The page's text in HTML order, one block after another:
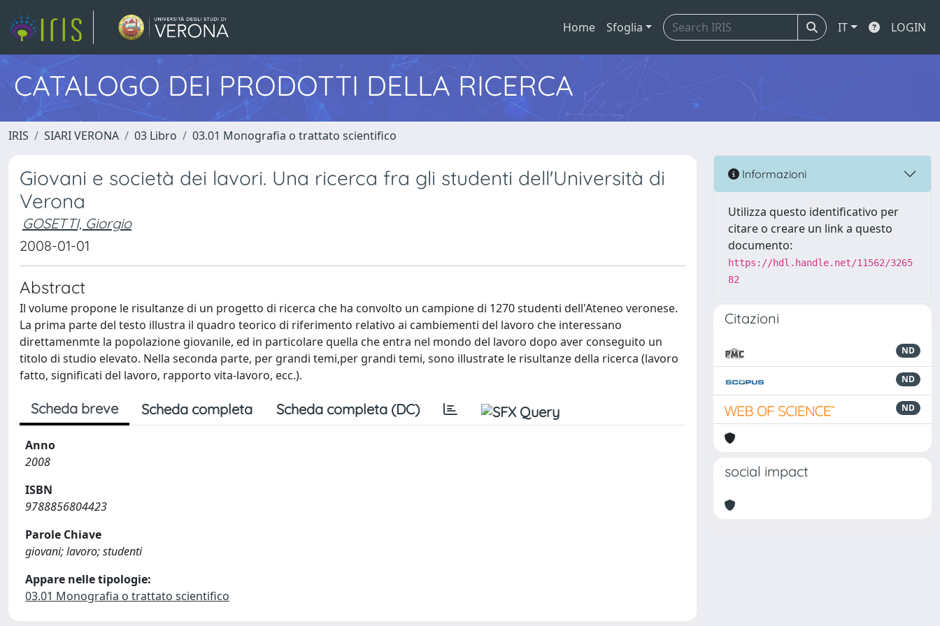
Home Sfoglia IT LOGIN
CATALOGO DEI PRODOTTI DELLA RICERCA
IRIS SIARI VERONA 03 Libro 03.01 Monografia o trattato scientifico
Giovani e società dei lavori. Una ricerca fra gli studenti dell'Università di
Verona
GOSETTI, Giorgio
2008-01-01
Abstract
Il volume propone le risultanze di un progetto di ricerca che ha convolto un campione di 1270 studenti dell'Ateneo veronese.
La prima parte del testo illustra il quadro teorico di riferimento relativo ai cambiementi del lavoro che interessano
direttamenmte la popolazione giovanile, ed in particolare quella che entra nel mondo del lavoro dopo aver conseguito un
titolo di studio elevato. Nella seconda parte, per grandi temi,per grandi temi, sono illustrate le risultanze della ricerca (lavoro
fatto, significati del lavoro, rapporto vita-lavoro, ecc.).
Scheda breve Scheda completa Scheda completa (DC)
Anno
2008
ISBN
9788856804423
Parole Chiave
giovani; lavoro; studenti
Appare nelle tipologie:
03.01 Monografia o trattato scientifico
Informazioni
Utilizza questo identificativo per
citare o creare un link a questo
documento:
https://hdl.handle.net/11562/3265
82
Citazioni
ND
ND
ND
social impact